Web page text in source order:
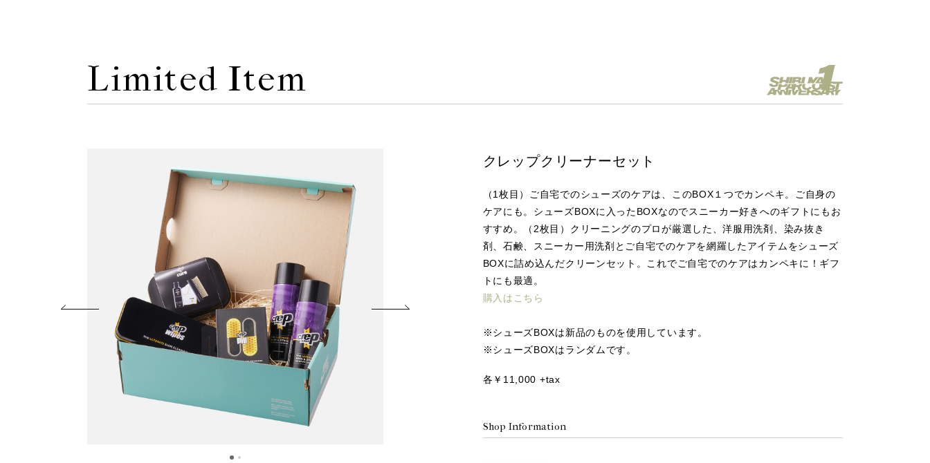
Limited Item
クレップクリーナーセット
（1枚目）ご自宅でのシューズのケアは、このBOX１つでカンペキ。ご自身の
ケアにも。シューズBOXに入ったBOXなのでスニーカー好きへのギフトにもお
すすめ。（2枚目）クリーニングのプロが厳選した、洋服用洗剤、染み抜き
剤、石鹸、スニーカー用洗剤とご自宅でのケアを網羅したアイテムをシューズ
BOXに詰め込んだクリーンセット。これでご自宅でのケアはカンペキに！ギフ
トにも最適。
購入はこちら
※シューズBOXは新品のものを使用しています。
※シューズBOXはランダムです。
各￥11,000 +tax
Shop Information